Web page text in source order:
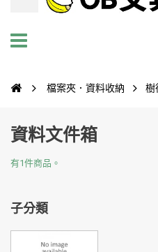
檔案夾．資料收納 樹
資料文件箱
有1件商品。
子分類